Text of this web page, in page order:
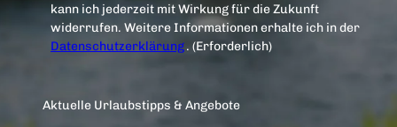
kann ich jederzeit mit Wirkung für die Zukunft
widerrufen. Weitere Informationen erhalte ich in der
Datenschutzerklärung.(Erforderlich)
Aktuelle Urlaubstipps & Angebote